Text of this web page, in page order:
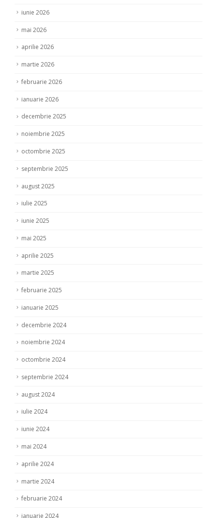
iunie 2026
mai 2026
aprilie 2026
martie 2026
februarie 2026
ianuarie 2026
decembrie 2025
noiembrie 2025
octombrie 2025
septembrie 2025
august 2025
iulie 2025
iunie 2025
mai 2025
aprilie 2025
martie 2025
februarie 2025
ianuarie 2025
decembrie 2024
noiembrie 2024
octombrie 2024
septembrie 2024
august 2024
iulie 2024
iunie 2024
mai 2024
aprilie 2024
martie 2024
februarie 2024
ianuarie 2024